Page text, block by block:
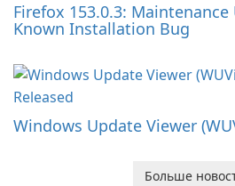
Firefox 153.0.3: Maintenance
Known Installation Bug
Windows Update Viewer
Больше